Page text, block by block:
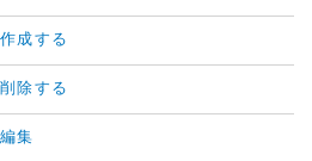
成する
除する
集